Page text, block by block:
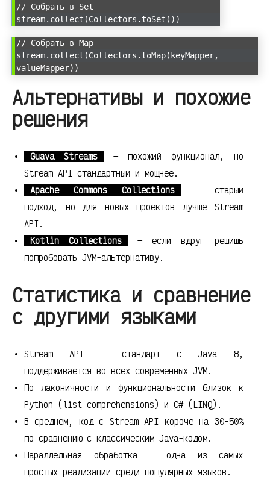
// Собрать в Set
stream.collect(Collectors.toSet())
// Собрать в Map
stream.collect(Collectors.toMap(keyMapper,
valueMapper))
Альтернативы и похожие
решения
Guava Streams
— похожий функционал, но
Stream API стандартный и мощнее.
Apache Commons Collections
— старый
подход, но для новых проектов лучше Stream
API.
Kotlin Collections
— если вдруг решишь
попробовать JVM-альтернативу.
Статистика и сравнение
с другими языками
Stream API — стандарт с Java 8,
поддерживается во всех современных JVM.
По лаконичности и функциональности близок к
Python (list comprehensions) и C# (LINQ).
В среднем, код с Stream API короче на 30-50%
по сравнению с классическим Java-кодом.
Параллельная обработка — одна из самых
простых реализаций среди популярных языков.